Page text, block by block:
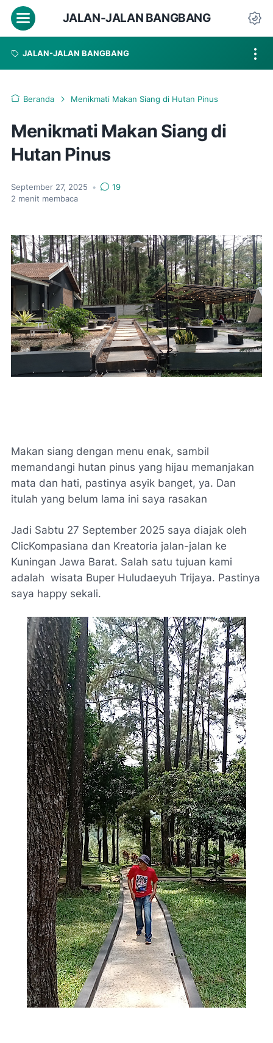
MenuJALAN-JALAN BANGBANG
JALAN-JALAN BANGBANG
Beranda Menikmati Makan Siang di Hutan Pinus
Menikmati Makan Siang di
Hutan Pinus
September 27, 2025 •
19
2 menit membaca
Makan siang dengan menu enak, sambil
memandangi hutan pinus yang hijau memanjakan
mata dan hati, pastinya asyik banget, ya. Dan
itulah yang belum lama ini saya rasakan
Jadi Sabtu 27 September 2025 saya diajak oleh
ClicKompasiana dan Kreatoria jalan-jalan ke
Kuningan Jawa Barat. Salah satu tujuan kami
adalah wisata Buper Huludaeyuh Trijaya. Pastinya
saya happy sekali.